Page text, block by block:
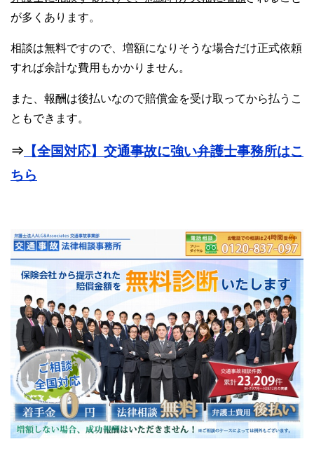
が多くあります。
相談は無料ですので、増額になりそうな場合だけ正式依頼
すれば余計な費用もかかりません。
また、報酬は後払いなので賠償金を受け取ってから払うこ
ともできます。
⇒ 【全国対応】交通事故に強い弁護士事務所はこ
ちら